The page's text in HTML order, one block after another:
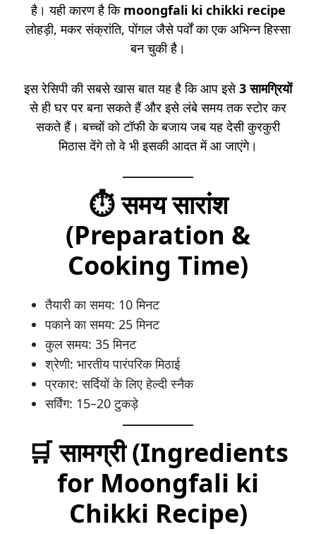
है। यही कारण है कि moongfali ki chikki recipe
लोहड़ी, मकर संक्रांति, पोंगल जैसे पर्वों का एक अभिन्न हिस्सा
बन चुकी है।
इस रेसिपी की सबसे खास बात यह है कि आप इसे3 सामग्रियों
से ही घर पर बना सकते हैं और इसे लंबे समय तक स्टोर कर
सकते हैं। बच्चों को टॉफी के बजाय जब यह देसी कुरकुरी
मिठास देंगे तो वे भी इसकी आदत में आ जाएंगे।
⏱️समय सारांश
(Preparation &
Cooking Time)
तैयारी का समय: 10 मिनट
पकाने का समय: 25 मिनट
कुल समय: 35 मिनट
श्रेणी: भारतीय पारंपरिक मिठाई
प्रकार: सर्दियों के लिए हेल्दी स्नैक
सर्विंग: 15–20 टुकड़े
🛒सामग्री (Ingredients
for Moongfali ki
Chikki Recipe)